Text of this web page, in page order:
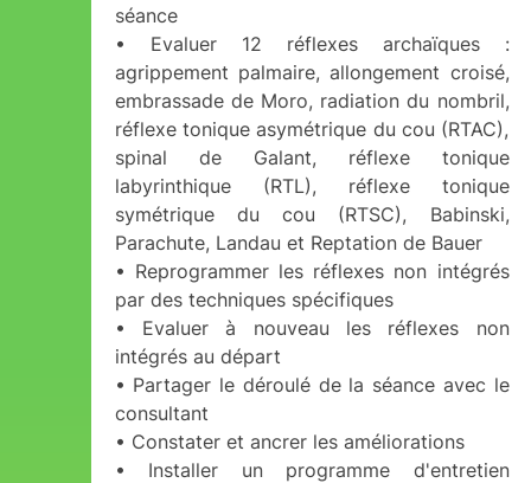
séance
• Evaluer 12 réflexes archaïques :
agrippement palmaire, allongement croisé,
embrassade de Moro, radiation du nombril,
réflexe tonique asymétrique du cou (RTAC),
spinal de Galant, réflexe tonique
labyrinthique (RTL), réflexe tonique
symétrique du cou (RTSC), Babinski,
Parachute, Landau et Reptation de Bauer
• Reprogrammer les réflexes non intégrés
par des techniques spécifiques
• Evaluer à nouveau les réflexes non
intégrés au départ
• Partager le déroulé de la séance avec le
consultant
• Constater et ancrer les améliorations
• Installer un programme d'entretien